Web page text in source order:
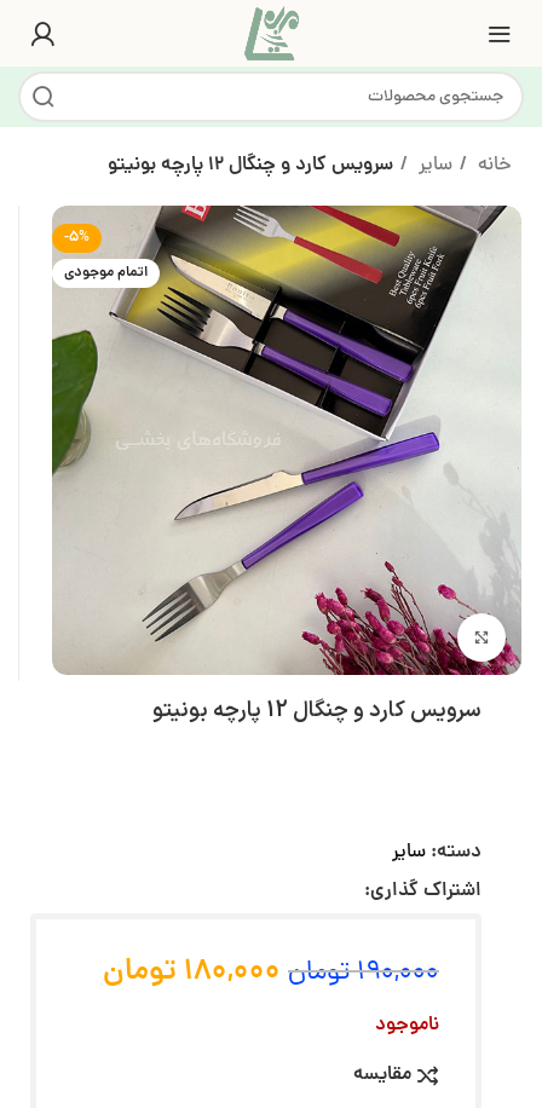
خانه سایر سرویس کارد و چنگال 12 پارچه بونیتو
-5%
اتمام موجودی
بزرگنمایی تصویر
سرویس کارد و چنگال 12 پارچه بونیتو
دسته: سایر
اشتراک گذاری:
190,000تومان 180,000 تومان
ناموجود
مقایسه